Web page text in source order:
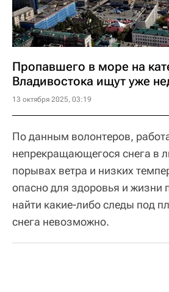
Пропавшего в море на
Владивостока ищут уже
13 октября 2025, 03:19
По данным волонтеров,
непрекращающегося снега в
порывах ветра и низких
опасно для здоровья и жизни
найти какие-либо следы под
снега невозможно.